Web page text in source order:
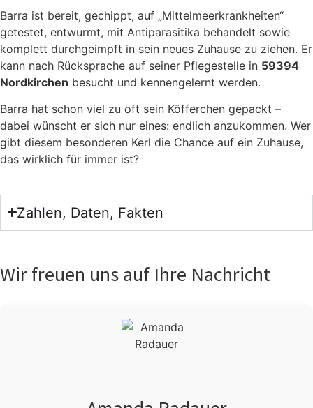
Bar­ra ist bereit, gechippt, auf „Mit­tel­meer­krank­hei­ten“
getes­tet, ent­wurmt, mit Anti­pa­ra­si­ti­ka behan­delt sowie
kom­plett durch­ge­impft in sein neu­es Zuhau­se zu zie­hen. Er
kann nach Rück­spra­che auf sei­ner Pfle­ge­stel­le in 59394
Nord­kir­chen besucht und ken­nen­ge­lernt wer­den.
Bar­ra hat schon viel zu oft sein Köf­fer­chen gepackt –
dabei wünscht er sich nur eines: end­lich anzu­kom­men. Wer
gibt die­sem beson­de­ren Kerl die Chan­ce auf ein Zuhau­se,
das wirk­lich für immer ist?
Zahlen, Daten, Fakten
Wir freuen uns auf Ihre Nachricht